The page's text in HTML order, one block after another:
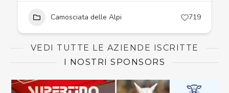
Camosciata delle Alpi 719
VEDI TUTTE LE AZIENDE ISCRITTE
I NOSTRI SPONSORS